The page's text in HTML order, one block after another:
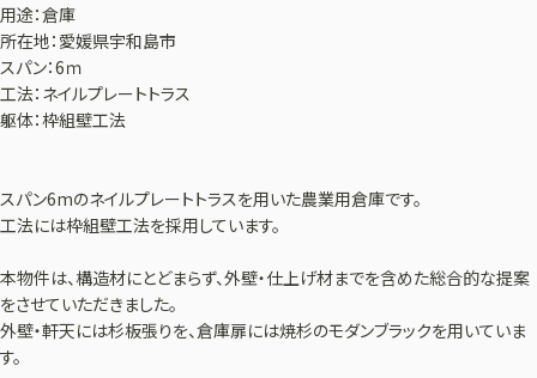
用途：倉庫
所在地：愛媛県宇和島市
スパン：6ｍ
工法：ネイルプレートトラス
躯体：枠組壁工法
スパン6mのネイルプレートトラスを用いた農業用倉庫です。
工法には枠組壁工法を採用しています。
本物件は、構造材にとどまらず、外壁・仕上げ材までを含めた総合的な提案
をさせていただきました。
外壁・軒天には杉板張りを、倉庫扉には焼杉のモダンブラックを用いていま
す。